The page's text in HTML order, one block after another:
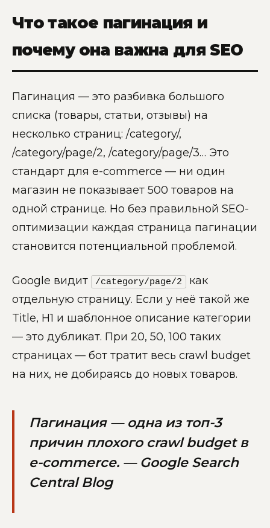
Что такое пагинация и
почему она важна для SEO
Пагинация — это разбивка большого
списка (товары, статьи, отзывы) на
несколько страниц: /category/,
/category/page/2, /category/page/3… Это
стандарт для e-commerce — ни один
магазин не показывает 500 товаров на
одной странице. Но без правильной SEO-
оптимизации каждая страница пагинации
становится потенциальной проблемой.
Google видит /category/page/2
как
отдельную страницу. Если у неё такой же
Title, H1 и шаблонное описание категории
— это дубликат. При 20, 50, 100 таких
страницах — бот тратит весь crawl budget
на них, не добираясь до новых товаров.
Пагинация — одна из топ-3
причин плохого crawl budget в
e-commerce. — Google Search
Central Blog